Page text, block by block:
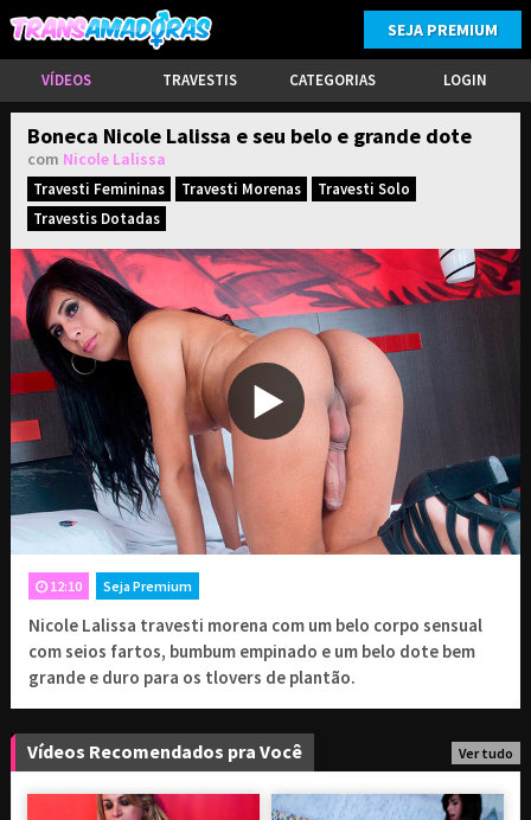
VÍDEOS TRAVESTIS CATEGORIAS LOGIN
SEJA PREMIUM
Boneca Nicole Lalissa e seu belo e grande dote
com Nicole Lalissa
Travesti Femininas Travesti Morenas
Travesti Solo
Travestis Dotadas
ASSINE PARA TER ACESSO COMPLETO
1 mês de assinatura
Renovado a cada 1 mês
R$9,90
3 meses de assinatura 19,90
6 meses de assinatura
Renovado a cada 6 meses 29,90
12:10 Seja Premium
Nicole Lalissa travesti morena com um belo corpo sensual
com seios fartos, bumbum empinado e um belo dote bem
grande e duro para os tlovers de plantão.
Vídeos Recomendados pra Você Ver tudo